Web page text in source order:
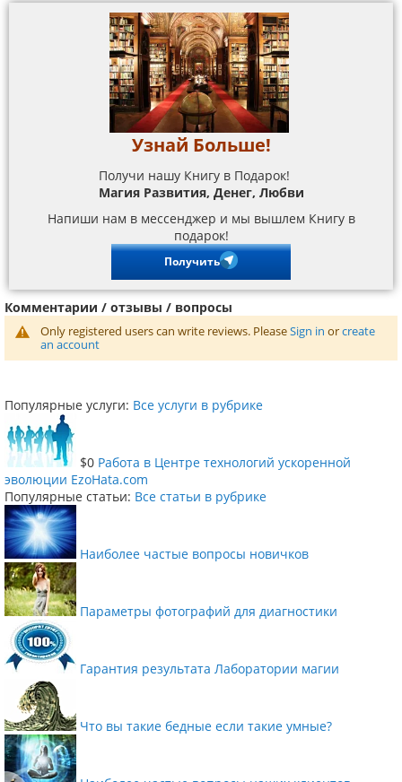
Узнай Больше!
Получи нашу Книгу в Подарок!
Магия Развития, Денег, Любви
Напиши нам в мессенджер и мы вышлем Книгу в
подарок!
Получить
Комментарии / отзывы / вопросы
Only registered users can write reviews. PleaseSign in orcreate
an account
Популярные услуги: Все услуги в рубрике
$0 Работа в Центре технологий ускоренной
эволюции EzoHata.com
Популярные статьи: Все статьи в рубрике
Наиболее частые вопросы новичков
Параметры фотографий для диагностики
Гарантия результата Лаборатории магии
Что вы такие бедные если такие умные?